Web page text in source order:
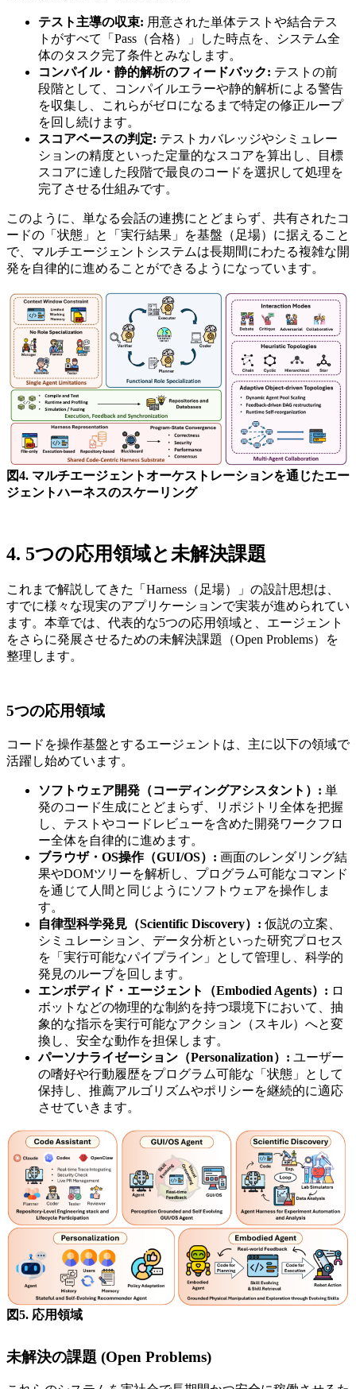
テスト主導の収束: 用意された単体テストや結合テス
トがすべて「Pass（合格）」した時点を、システム全
体のタスク完了条件とみなします。
コンパイル・静的解析のフィードバック: テストの前
段階として、コンパイルエラーや静的解析による警告
を収集し、これらがゼロになるまで特定の修正ループ
を回し続けます。
スコアベースの判定: テストカバレッジやシミュレー
ションの精度といった定量的なスコアを算出し、目標
スコアに達した段階で最良のコードを選択して処理を
完了させる仕組みです。
このように、単なる会話の連携にとどまらず、共有されたコ
ードの「状態」と「実行結果」を基盤（足場）に据えること
で、マルチエージェントシステムは長期間にわたる複雑な開
発を自律的に進めることができるようになっています。
図4. マルチエージェントオーケストレーションを通じたエー
ジェントハーネスのスケーリング
4. 5つの応用領域と未解決課題
これまで解説してきた「Harness（足場）」の設計思想は、
すでに様々な現実のアプリケーションで実装が進められてい
ます。本章では、代表的な5つの応用領域と、エージェント
をさらに発展させるための未解決課題（Open Problems）を
整理します。
5つの応用領域
コードを操作基盤とするエージェントは、主に以下の領域で
活躍し始めています。
ソフトウェア開発（コーディングアシスタント）: 単
発のコード生成にとどまらず、リポジトリ全体を把握
し、テストやコードレビューを含めた開発ワークフロ
ー全体を自律的に進めます。
ブラウザ・OS操作（GUI/OS）: 画面のレンダリング結
果やDOMツリーを解析し、プログラム可能なコマンド
を通じて人間と同じようにソフトウェアを操作しま
す。
自律型科学発見（Scientific Discovery）: 仮説の立案、
シミュレーション、データ分析といった研究プロセス
を「実行可能なパイプライン」として管理し、科学的
発見のループを回します。
エンボディド・エージェント（Embodied Agents）: ロ
ボットなどの物理的な制約を持つ環境下において、抽
象的な指示を実行可能なアクション（スキル）へと変
換し、安全な動作を担保します。
パーソナライゼーション（Personalization）: ユーザー
の嗜好や行動履歴をプログラム可能な「状態」として
保持し、推薦アルゴリズムやポリシーを継続的に適応
させていきます。
図5. 応用領域
未解決の課題 (Open Problems)